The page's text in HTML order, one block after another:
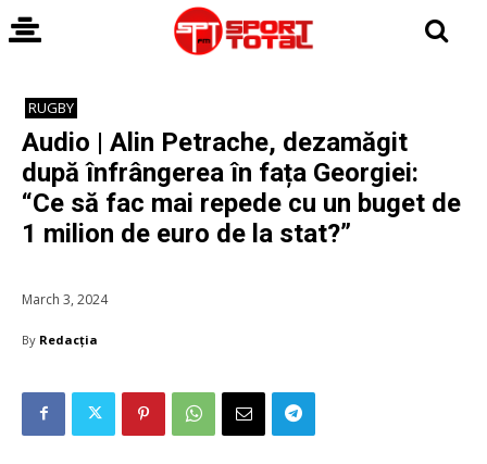
RUGBY
Audio | Alin Petrache, dezamăgit
după înfrângerea în fața Georgiei:
“Ce să fac mai repede cu un buget de
1 milion de euro de la stat?”
March 3, 2024
By Redacția